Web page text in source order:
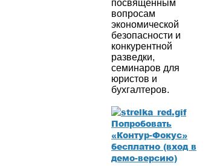
посвященным
вопросам
экономической
безопасности и
конкурентной
разведки,
семинаров для
юристов и
бухгалтеров.
Попробовать
«Контур-Фокус»
бесплатно (вход в
демо-версию)